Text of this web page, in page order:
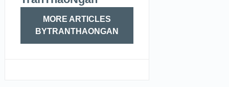
MORE ARTICLES
BYTRANTHAONGAN